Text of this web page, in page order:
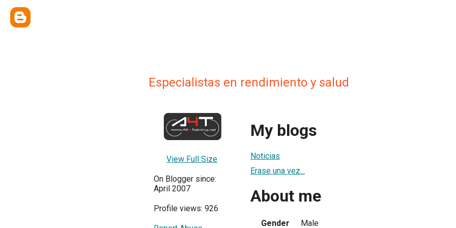
Especialistas en rendimiento y salud
View Full Size
On Blogger since:
April 2007
Profile views: 926
My blogs
Noticias
Erase una vez...
About me
Gender
Male